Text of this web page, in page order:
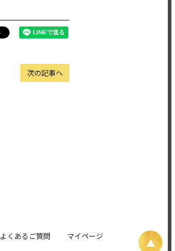
次の記事へ
よくあるご質問 マイページ